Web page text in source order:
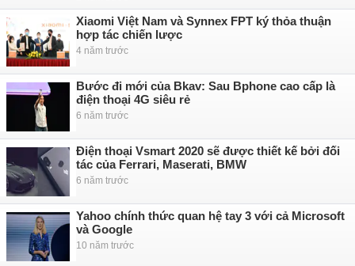
Xiaomi Việt Nam và Synnex FPT ký thỏa thuận
hợp tác chiến lược
4 năm trước
Bước đi mới của Bkav: Sau Bphone cao cấp là
điện thoại 4G siêu rẻ
6 năm trước
Điện thoại Vsmart 2020 sẽ được thiết kế bởi đối
tác của Ferrari, Maserati, BMW
6 năm trước
Yahoo chính thức quan hệ tay 3 với cả Microsoft
và Google
10 năm trước